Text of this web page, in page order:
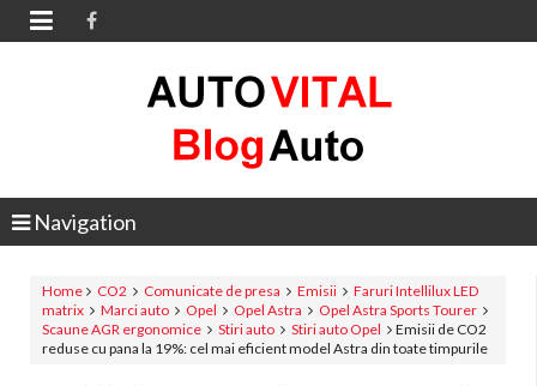

Navigation
Home CO2 Comunicate de presa Emisii
Faruri Intellilux LED
matrix
Marci auto Opel Opel Astra
Opel Astra Sports Tourer
Scaune AGR ergonomice
Stiri auto Stiri auto Opel
Emisii de CO2
reduse cu pana la 19%: cel mai eficient model Astra din toate timpurile